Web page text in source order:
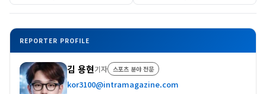
REPORTER PROFILE
김 용현기자 스포츠 분야 전문
kor3100@intramagazine.com